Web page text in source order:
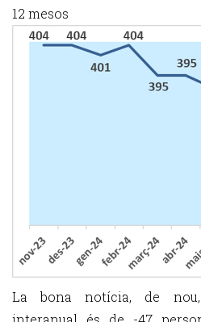
12 mesos
La bona notícia, de